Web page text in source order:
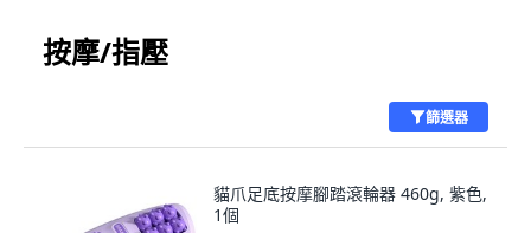
按摩/指壓
篩選器
貓爪足底按摩腳踏滾輪器 460g, 紫色,
1個